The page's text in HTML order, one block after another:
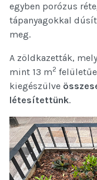
egyben porózus
tápanyagokkal
meg.
A zöldkazetták,
mint 13 m2
kiegészülve
létesítettünk.